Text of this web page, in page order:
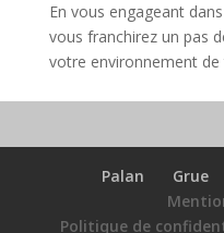
En vous engageant
vous franchirez un pas
votre environnement de
Palan Grue
Politique de